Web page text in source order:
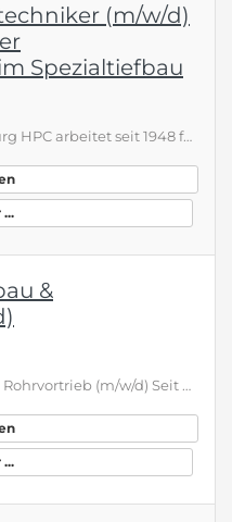
(m/w/d)
Spezialtiefbau
Ort des Arbeitsplatzes Offenburg HPC arbeitet seit 1948 für die Menschen in ihrer Umwelt: Wir sind Fachplaner und Experten für Böden und Grundwasser, Mineral- und Trinkwasser, Baugrund, Geotechnik und Tragwerksplanung im Spezialtiefbau, Siedlungswasserwirtschaft, Abfallwirtschaft, Flora und Fauna, Genehmigungsverfahren, Geothermie, Gebäudeschadstoffe und Rückbau von Gebäuden, Standortbewertungen, Arbeitssicherheit, Rohstoffe, Straßenplanung und Bauüberwachung sowie vieles mehr. Das Thema Nachha…
&
Bauingenieur - Tiefbau &amp; Rohrvortrieb (m/w/d) Seit über 45 Jahren gehören wir zu den wichtigsten Spezialbauunternehmen für die grabenlose Verlegung und Sanierung von Rohren und Leitungen in Deutschland. Bei Bramm Bau planen und verlegen wir Rohre unter Straßen und Gewässern, damit Deutschland nicht den Anschluss verliert. Wir bohren wichtige Tunnel, verlegen bzw. sanieren Versorgungskanäle und Entsorgungskanäle, ohne die Umwelt oder Wohngebiete an der Oberfläche zu stören. Für diese wichtige Au…